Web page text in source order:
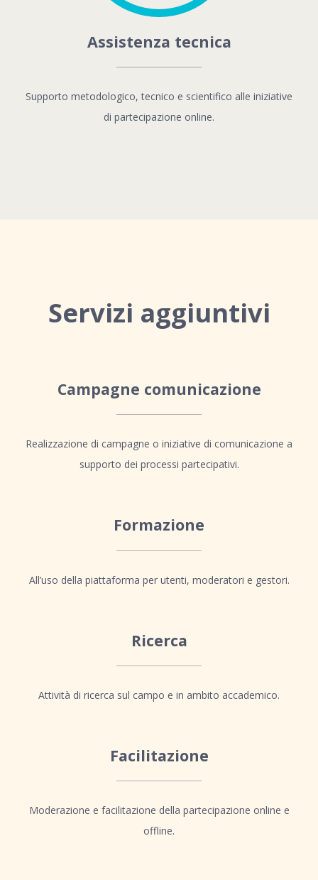
Assistenza tecnica
Supporto metodologico, tecnico e scientifico alle iniziative
di partecipazione online.
Servizi aggiuntivi
Campagne comunicazione
Realizzazione di campagne o iniziative di comunicazione a
supporto dei processi partecipativi.
Formazione
All’uso della piattaforma per utenti, moderatori e gestori.
Ricerca
Attività di ricerca sul campo e in ambito accademico.
Facilitazione
Moderazione e facilitazione della partecipazione online e
offline.